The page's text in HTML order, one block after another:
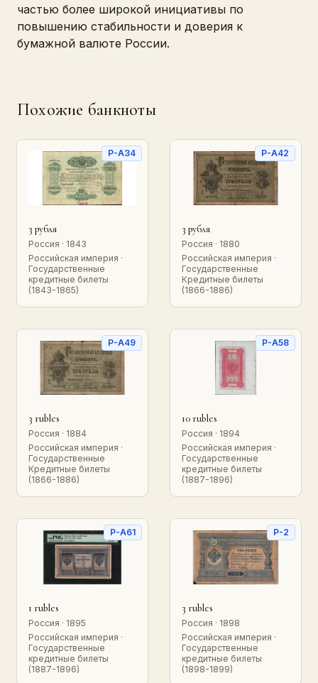
частью более широкой инициативы по
повышению стабильности и доверия к
бумажной валюте России.
Похожие банкноты
P-A34
3 рубля
Россия · 1843
Российская империя ·
Государственные
кредитные билеты
(1843-1865)
P-A42
3 рубля
Россия · 1880
Российская империя ·
Государственные
Кредитные билеты
(1866-1886)
P-A49
3 rubles
Россия · 1884
Российская империя ·
Государственные
Кредитные билеты
(1866-1886)
P-A58
10 rubles
Россия · 1894
Российская империя ·
Государственные
кредитные билеты
(1887-1896)
P-A61
1 rubles
Россия · 1895
Российская империя ·
Государственные
кредитные билеты
(1887-1896)
P-2
3 rubles
Россия · 1898
Российская империя ·
Государственные
кредитные билеты
(1898-1899)